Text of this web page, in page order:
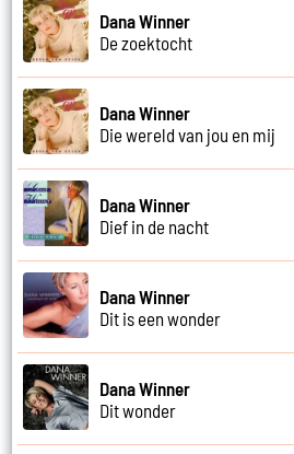
Dana Winner
De zoektocht
Dana Winner
Die wereld van jou en mij
Dana Winner
Dief in de nacht
Dana Winner
Dit is een wonder
Dana Winner
Dit wonder